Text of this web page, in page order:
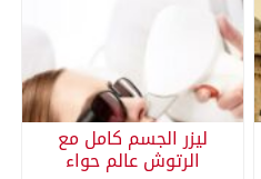
ليزر الجسم كامل مع
الرتوش عالم حواء